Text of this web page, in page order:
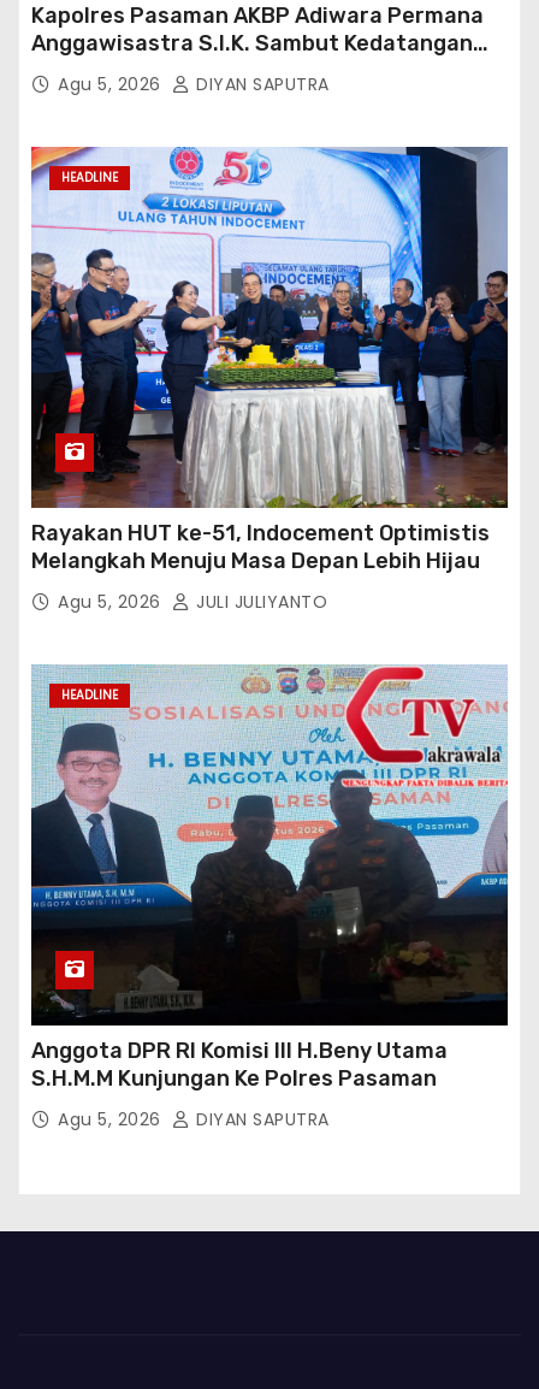
Kapolres Pasaman AKBP Adiwara Permana
Anggawisastra S.I.K. Sambut Kedatangan
Kepala Cakrawala Tv Sumatera Barat
Agu 5, 2026 DIYAN SAPUTRA
HEADLINE
Rayakan HUT ke-51, Indocement Optimistis
Melangkah Menuju Masa Depan Lebih Hijau
Agu 5, 2026 JULI JULIYANTO
HEADLINE
Anggota DPR RI Komisi III H.Beny Utama
S.H.M.M Kunjungan Ke Polres Pasaman
Agu 5, 2026 DIYAN SAPUTRA